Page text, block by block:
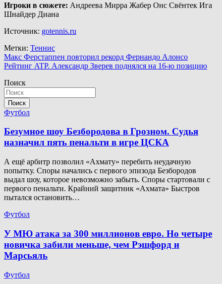
Игроки в сюжете: Андреева Мирра Жабер Онс Свёнтек Ига
Шнайдер Диана
Источник: gotennis.ru
Метки: Теннис
Навигация
по
записям
Макс Ферстаппен повторил рекорд Фернандо Алонсо
Рейтинг ATP. Александр Зверев поднялся на 16-ю позицию
Поиск
Поиск
Футбол
Безумное шоу Безбородова в Грозном. Судья
назначил пять пенальти в игре ЦСКА
А ещё арбитр позволил «Ахмату» перебить неудачную
попытку. Споры начались с первого эпизода Безбородов
выдал шоу, которое невозможно забыть. Споры стартовали с
первого пенальти. Крайний защитник «Ахмата» Быстров
пытался остановить…
Футбол
У МЮ атака за 300 миллионов евро. Но четыре
новичка забили меньше, чем Рэшфорд и
Марсьяль
Футбол